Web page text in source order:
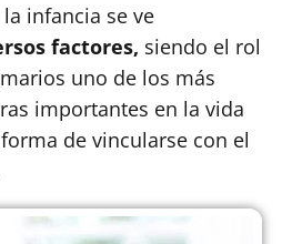
infancia se ve
factores, siendo el rol
uno de los más
importantes en la vida
de vincularse con el